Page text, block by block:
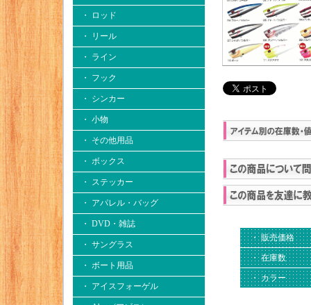
・ ロッド
・ リール
・ ライン
・ フック
・ シンカー
・ 小物
・ その他用品
・ ボックス
・ ステッカー
・ アパレル・バッグ
・ DVD・雑誌
・ サングラス
・ ボート用品
・ アイスフォーゲル
・ 販売価格
・ 在庫数
・ カラー